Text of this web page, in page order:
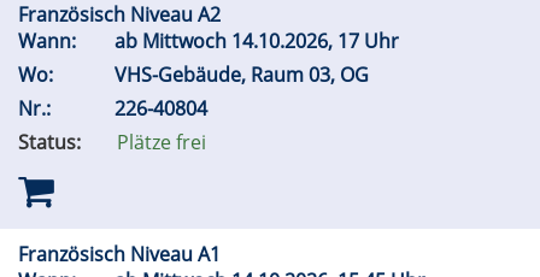
Französisch Niveau A2
Wann:
ab Mittwoch 14.10.2026, 17 Uhr
Wo:
VHS-Gebäude, Raum 03, OG
Nr.:
226-40804
Status:
Plätze frei
Französisch Niveau A1